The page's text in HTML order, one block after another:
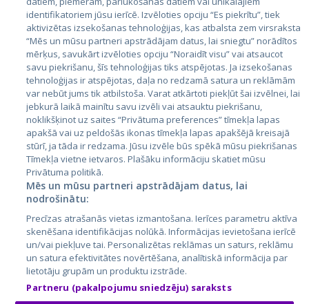
Страны
Эстония
Латвия
Литва
City24.lv
City24.ee
GetaPro.lv
GetaPro.ee
Skelbiu.lt
Autoplius.lt
Kainos.lt
Paslaugos.lt
auto24.ee
KV.ee
Osta.ee
identifikatoriem jūsu ierīcē. Izvēloties opciju “Es piekrītu”, tiek
aktivizētas izsekošanas tehnoloģijas, kas atbalsta zem virsraksta
“Mēs un mūsu partneri apstrādājam datus, lai sniegtu” norādītos
mērķus, savukārt izvēloties opciju “Noraidīt visu” vai atsaucot
savu piekrišanu, šīs tehnoloģijas tiks atspējotas. Ja izsekošanas
tehnoloģijas ir atspējotas, daļa no redzamā satura un reklāmām
var nebūt jums tik atbilstoša. Varat atkārtoti piekļūt šai izvēlnei, lai
jebkurā laikā mainītu savu izvēli vai atsauktu piekrišanu,
noklikšķinot uz saites “Privātuma preferences” tīmekļa lapas
apakšā vai uz peldošās ikonas tīmekļa lapas apakšējā kreisajā
stūrī, ja tāda ir redzama. Jūsu izvēle būs spēkā mūsu piekrišanas
Tīmekļa vietne ietvaros. Plašāku informāciju skatiet mūsu
Privātuma politikā.
Mēs un mūsu partneri apstrādājam datus, lai
nodrošinātu:
Precīzas atrašanās vietas izmantošana. Ierīces parametru aktīva
skenēšana identifikācijas nolūkā. Informācijas ievietošana ierīcē
un/vai piekļuve tai. Personalizētas reklāmas un saturs, reklāmu
un satura efektivitātes novērtēšana, analītiskā informācija par
lietotāju grupām un produktu izstrāde.
Partneru (pakalpojumu sniedzēju) saraksts